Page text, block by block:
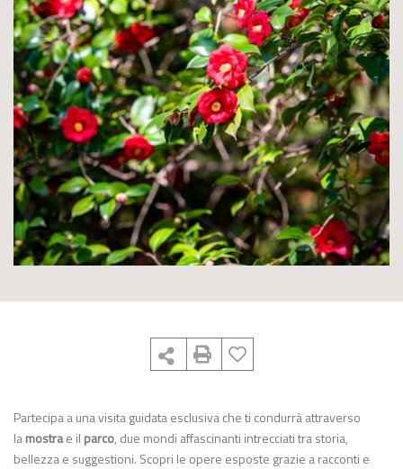
Partecipa a una visita guidata esclusiva che ti condurrà attraverso
lamostrae il parco, due mondi affascinanti intrecciati tra storia,
bellezza e suggestioni. Scopri le opere esposte grazie a racconti e